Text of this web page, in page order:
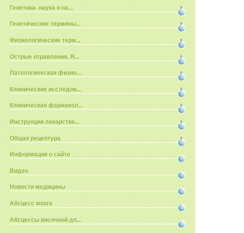
Генетика- наука о на...
Генетические термины...
Физиологические терм...
Острые отравления. Я...
Патологическая физио...
Клинические исследов...
Клиническая фармакол...
Инструкции лекарстве...
Общая рецептура
Информация о сайте
Видео
Новости медицины
Абсцесс мозга
Абсцессы височной до...